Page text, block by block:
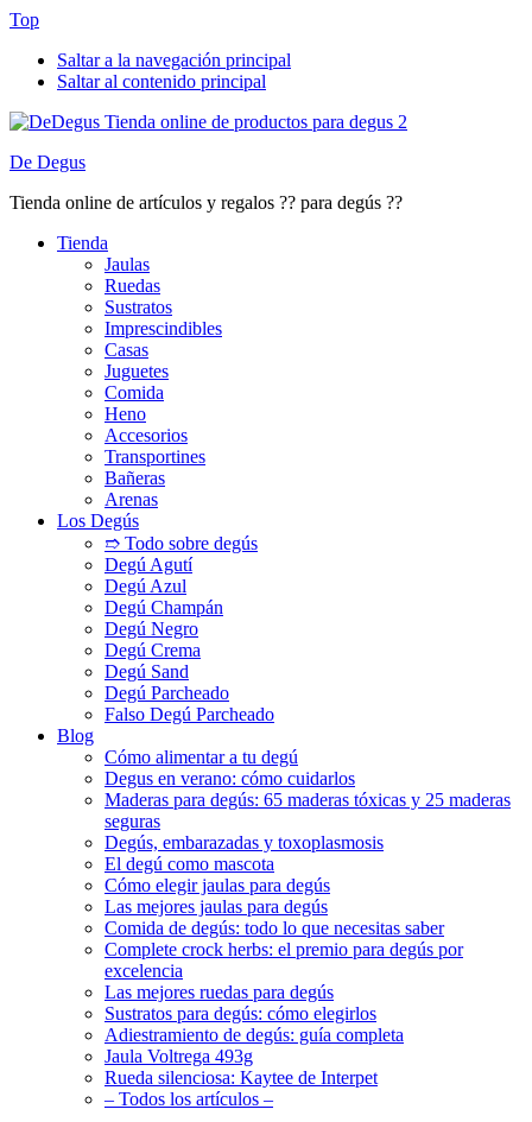
Top
Saltar a la navegación principal
Saltar al contenido principal
De Degus
Tienda online de artículos y regalos ?? para degús ??
Tienda
Jaulas
Ruedas
Sustratos
Imprescindibles
Casas
Juguetes
Comida
Heno
Accesorios
Transportines
Bañeras
Arenas
Los Degús
➱ Todo sobre degús
Degú Agutí
Degú Azul
Degú Champán
Degú Negro
Degú Crema
Degú Sand
Degú Parcheado
Falso Degú Parcheado
Blog
Cómo alimentar a tu degú
Degus en verano: cómo cuidarlos
Maderas para degús: 65 maderas tóxicas y 25 maderas
seguras
Degús, embarazadas y toxoplasmosis
El degú como mascota
Cómo elegir jaulas para degús
Las mejores jaulas para degús
Comida de degús: todo lo que necesitas saber
Complete crock herbs: el premio para degús por
excelencia
Las mejores ruedas para degús
Sustratos para degús: cómo elegirlos
Adiestramiento de degús: guía completa
Jaula Voltrega 493g
Rueda silenciosa: Kaytee de Interpet
– Todos los artículos –